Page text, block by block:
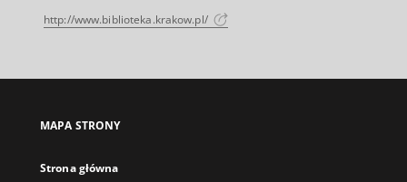
http://www.biblioteka.krakow.pl/
MAPA STRONY
Strona główna